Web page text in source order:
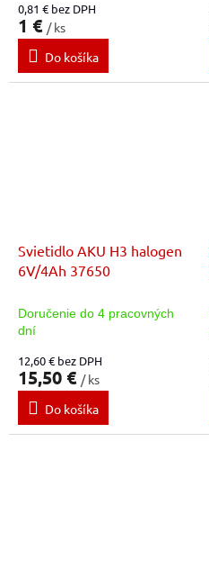
0,81 € bez DPH
1 € / ks
Do košíka
Svietidlo AKU H3 halogen
6V/4Ah 37650
Doručenie do 4 pracovných
dní
12,60 € bez DPH
15,50 € / ks
Do košíka